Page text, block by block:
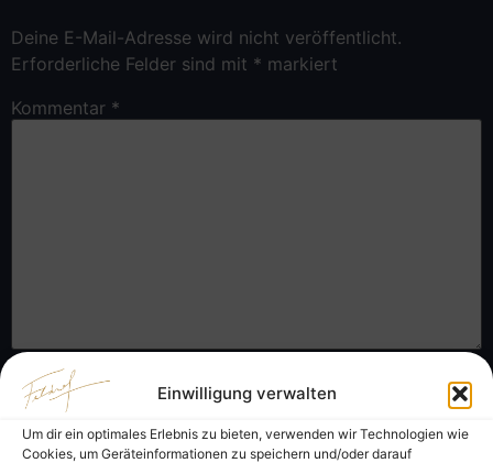
Einwilligung verwalten
Um dir ein optimales Erlebnis zu bieten, verwenden wir Technologien wie
Cookies, um Geräteinformationen zu speichern und/oder darauf
Deine E-Mail-Adresse wird nicht veröffentlicht.
Erforderliche Felder sind mit * markiert
Kommentar *
Name*